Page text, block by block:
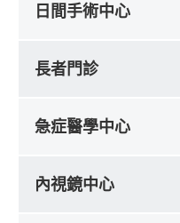
日間手術中心
長者門診
急症醫學中心
內視鏡中心